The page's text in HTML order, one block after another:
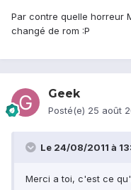
Par contre quelle horreur
changé de rom :P
Geek
Posté(e) 25 août
Le 24/08/2011 à
Merci a toi, c'est ce